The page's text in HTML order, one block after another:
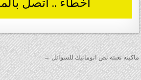
تصفّح المقالات
ماكينه تعبئه نص اتوماتيك للسوائل →